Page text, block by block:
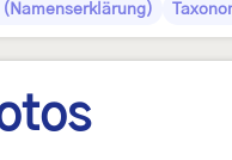
(Namenserklärung)